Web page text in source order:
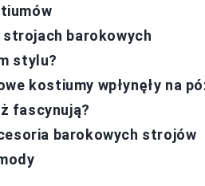
barokowych
stylu?
kostiumy wpłynęły na
fascynują?
barokowych strojów